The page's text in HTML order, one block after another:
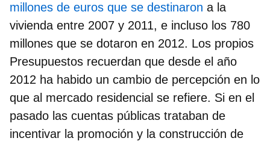
millones de euros que se destinaron a la
vivienda entre 2007 y 2011, e incluso los 780
millones que se dotaron en 2012. Los propios
Presupuestos recuerdan que desde el año
2012 ha habido un cambio de percepción en lo
que al mercado residencial se refiere. Si en el
pasado las cuentas públicas trataban de
incentivar la promoción y la construcción de